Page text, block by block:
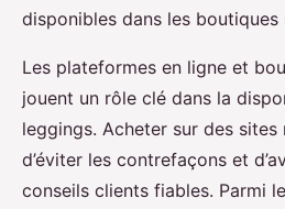
disponibles dans les boutiques
Les plateformes en ligne et
jouent un rôle clé dans la
leggings. Acheter sur des sites
d’éviter les contrefaçons et
conseils clients fiables. Parmi